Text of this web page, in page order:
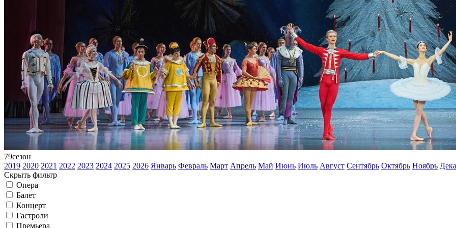
79сезон
2019 2020 2021 2022 2023 2024 2025 2026 Январь Февраль Март Апрель Май Июнь Июль Август Сентябрь Октябрь Ноябрь
Скрыть фильтр
Опера
Балет
Концерт
Гастроли
Премьера